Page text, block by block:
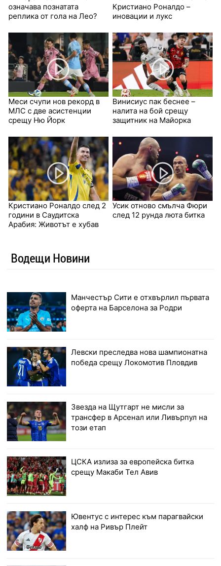
означава познатата
реплика от гола на Лео?
Кристиано Роналдо –
иновации и лукс
Меси счупи нов рекорд в
МЛС с две асистенции
срещу Ню Йорк
Винисиус пак беснее –
налита на бой срещу
защитник на Майорка
Кристиано Роналдо след 2
години в Саудитска
Арабия: Животът е хубав
Усик отново смълча Фюри
след 12 рунда люта битка
Водещи Новини
Манчестър Сити е отхвърлил първата
оферта на Барселона за Родри
Левски преследва нова шампионатна
победа срещу Локомотив Пловдив
Звезда на Щутгарт не мисли за
трансфер в Арсенал или Ливърпул на
този етап
ЦСКА излиза за европейска битка
срещу Макаби Тел Авив
Ювентус с интерес към парагвайски
халф на Ривър Плейт